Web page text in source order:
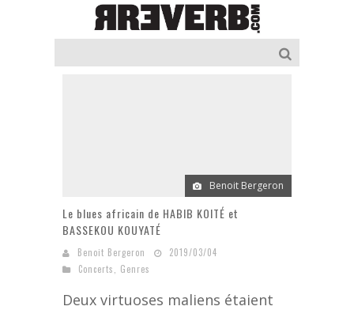
Benoit Bergeron
Le blues africain de HABIB KOITÉ et
BASSEKOU KOUYATÉ
Benoit Bergeron
2019/03/04
Concerts
Genres
Deux virtuoses maliens étaient